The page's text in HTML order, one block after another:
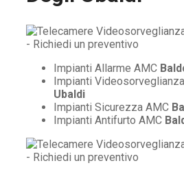
Impianti Allarme AMC
Impianti
Ubaldi
Impianti Sicurezza AMC
Impianti Antifurto AMC